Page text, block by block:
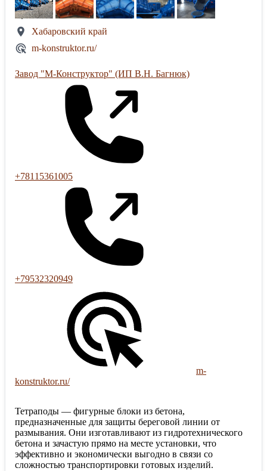
Хабаровский край
m-konstruktor.ru/
Завод "М-Конструктор" (ИП В.Н. Багнюк)
+78115361005
+79532320949
m-
konstruktor.ru/
Тетраподы — фигурные блоки из бетона,
предназначенные для защиты береговой линии от
размывания. Они изготавливают из гидротехнического
бетона и зачастую прямо на месте установки, что
эффективно и экономически выгодно в связи со
сложностью транспортировки готовых изделий.